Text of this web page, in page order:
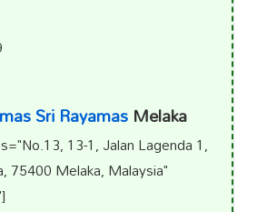
Sri RayamasMelaka
13-1, Jalan Lagenda 1,
75400 Melaka, Malaysia"